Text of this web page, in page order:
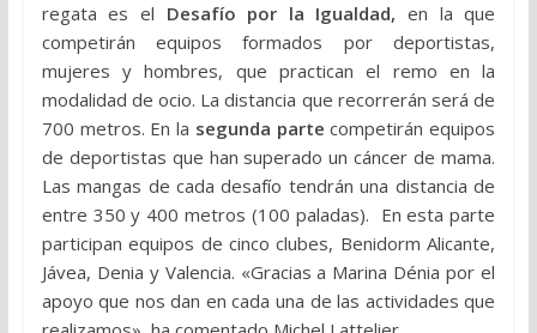
regata es el Desafío por la Igualdad, en la que
competirán equipos formados por deportistas,
mujeres y hombres, que practican el remo en la
modalidad de ocio. La distancia que recorrerán será de
700 metros. En la segunda parte competirán equipos
de deportistas que han superado un cáncer de mama.
Las mangas de cada desafío tendrán una distancia de
entre 350 y 400 metros (100 paladas). En esta parte
participan equipos de cinco clubes, Benidorm Alicante,
Jávea, Denia y Valencia. «Gracias a Marina Dénia por el
apoyo que nos dan en cada una de las actividades que